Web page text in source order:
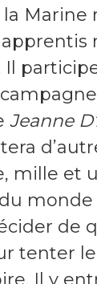
Marine
Il
Jeanne
mille et
monde
de
tenter le
Il y